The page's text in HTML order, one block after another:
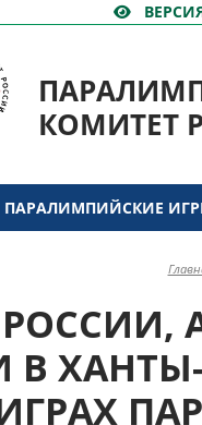
КОМИТЕТ
ПАРАЛИМПИЙСКИЕ
В